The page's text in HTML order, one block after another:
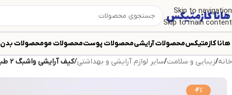
Skip to navigation
Skip to main content
هانا کازمتیکسمحصولات آرایشیمحصولات پوستمحصولات مومحصولات بدن
خانه/زیبایی و سلامت/سایر لوازم آرایشی و بهداشتی/کیف آرایشی واشبگ 2 طبقه WASHBAG
-4%